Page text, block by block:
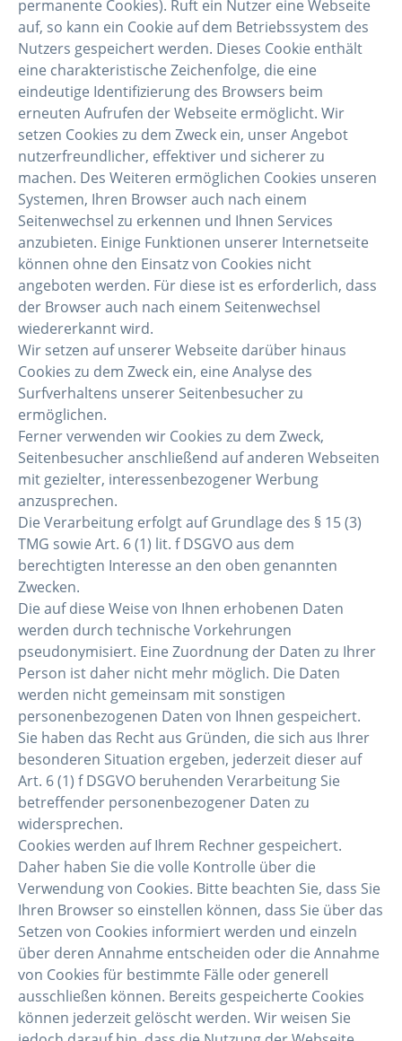
permanente Cookies). Ruft ein Nutzer eine Webseite
auf, so kann ein Cookie auf dem Betriebssystem des
Nutzers gespeichert werden. Dieses Cookie enthält
eine charakteristische Zeichenfolge, die eine
eindeutige Identifizierung des Browsers beim
erneuten Aufrufen der Webseite ermöglicht. Wir
setzen Cookies zu dem Zweck ein, unser Angebot
nutzerfreundlicher, effektiver und sicherer zu
machen. Des Weiteren ermöglichen Cookies unseren
Systemen, Ihren Browser auch nach einem
Seitenwechsel zu erkennen und Ihnen Services
anzubieten. Einige Funktionen unserer Internetseite
können ohne den Einsatz von Cookies nicht
angeboten werden. Für diese ist es erforderlich, dass
der Browser auch nach einem Seitenwechsel
wiedererkannt wird.
Wir setzen auf unserer Webseite darüber hinaus
Cookies zu dem Zweck ein, eine Analyse des
Surfverhaltens unserer Seitenbesucher zu
ermöglichen.
Ferner verwenden wir Cookies zu dem Zweck,
Seitenbesucher anschließend auf anderen Webseiten
mit gezielter, interessenbezogener Werbung
anzusprechen.
Die Verarbeitung erfolgt auf Grundlage des § 15 (3)
TMG sowie Art. 6 (1) lit. f DSGVO aus dem
berechtigten Interesse an den oben genannten
Zwecken.
Die auf diese Weise von Ihnen erhobenen Daten
werden durch technische Vorkehrungen
pseudonymisiert. Eine Zuordnung der Daten zu Ihrer
Person ist daher nicht mehr möglich. Die Daten
werden nicht gemeinsam mit sonstigen
personenbezogenen Daten von Ihnen gespeichert.
Sie haben das Recht aus Gründen, die sich aus Ihrer
besonderen Situation ergeben, jederzeit dieser auf
Art. 6 (1) f DSGVO beruhenden Verarbeitung Sie
betreffender personenbezogener Daten zu
widersprechen.
Cookies werden auf Ihrem Rechner gespeichert.
Daher haben Sie die volle Kontrolle über die
Verwendung von Cookies. Bitte beachten Sie, dass Sie
Ihren Browser so einstellen können, dass Sie über das
Setzen von Cookies informiert werden und einzeln
über deren Annahme entscheiden oder die Annahme
von Cookies für bestimmte Fälle oder generell
ausschließen können. Bereits gespeicherte Cookies
können jederzeit gelöscht werden. Wir weisen Sie